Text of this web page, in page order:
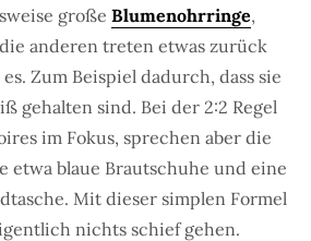
große Blumenohrringe,
anderen treten etwas zurück
Zum Beispiel dadurch, dass sie
gehalten sind. Bei der 2:2 Regel
im Fokus, sprechen aber die
etwa blaue Brautschuhe und eine
Mit dieser simplen Formel
nichts schief gehen.